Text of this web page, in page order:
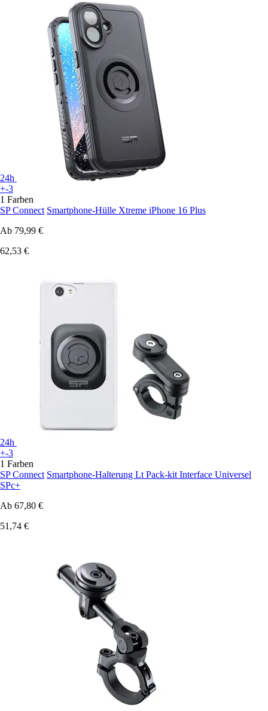
24h
+-3
1 Farben
SP Connect Smartphone-Hülle Xtreme iPhone 16 Plus
Ab 79,99 €
62,53 €
24h
+-3
1 Farben
SP Connect Smartphone-Halterung Lt Pack-kit Interface Universel
SPc+
Ab 67,80 €
51,74 €